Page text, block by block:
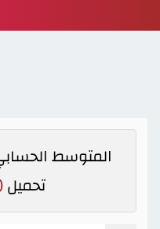
المتوسط
تحميل(639.88 KB)